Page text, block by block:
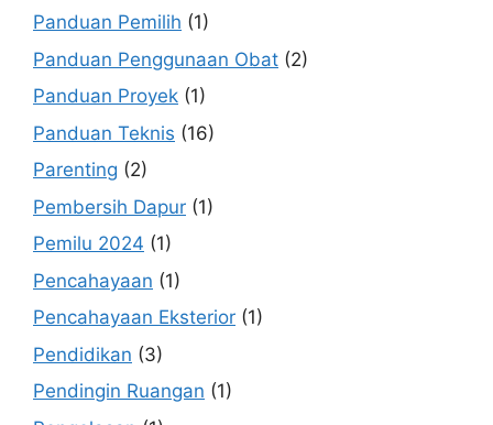
Panduan Pemilih (1)
Panduan Penggunaan Obat (2)
Panduan Proyek (1)
Panduan Teknis (16)
Parenting (2)
Pembersih Dapur (1)
Pemilu 2024 (1)
Pencahayaan (1)
Pencahayaan Eksterior (1)
Pendidikan (3)
Pendingin Ruangan (1)